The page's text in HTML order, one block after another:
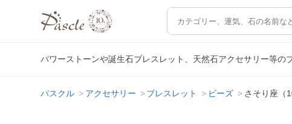
パワーストーンや誕生石ブレスレット、天然石アクセサリー等の
パスクル アクセサリー ブレスレット ビーズ さそり座（